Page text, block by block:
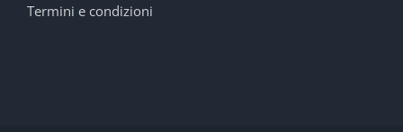
Termini e condizioni